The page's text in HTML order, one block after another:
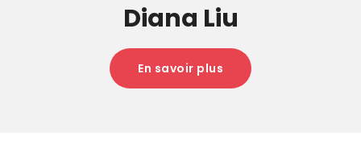
Diana Liu
En savoir plus